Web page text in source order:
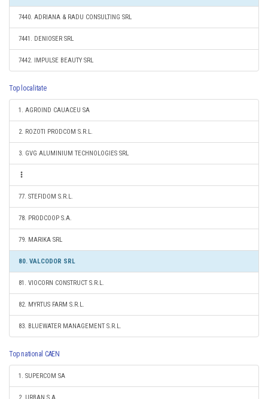
7440. ADRIANA & RADU CONSULTING SRL
7441. DENIOSER SRL
7442. IMPULSE BEAUTY SRL
Top localitate
1. AGROIND CAUACEU SA
2. ROZOTI PRODCOM S.R.L.
3. GVG ALUMINIUM TECHNOLOGIES SRL
77. STEFIDOM S.R.L.
78. PRODCOOP S.A.
79. MARIKA SRL
80. VALCODOR SRL
81. VIOCORN CONSTRUCT S.R.L.
82. MYRTUS FARM S.R.L.
83. BLUEWATER MANAGEMENT S.R.L.
Top national CAEN
1. SUPERCOM SA